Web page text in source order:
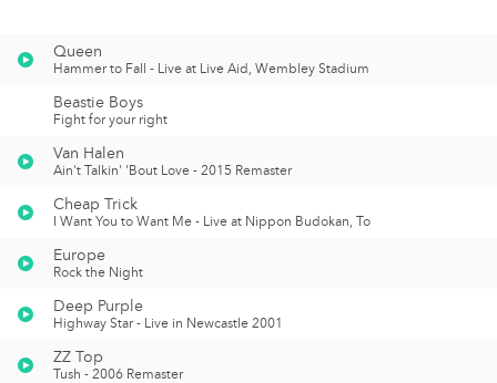
Queen
Hammer to Fall - Live at Live Aid, Wembley Stadium
Beastie Boys
Fight for your right
Van Halen
Ain't Talkin' 'Bout Love - 2015 Remaster
Cheap Trick
I Want You to Want Me - Live at Nippon Budokan, To
Europe
Rock the Night
Deep Purple
Highway Star - Live in Newcastle 2001
ZZ Top
Tush - 2006 Remaster